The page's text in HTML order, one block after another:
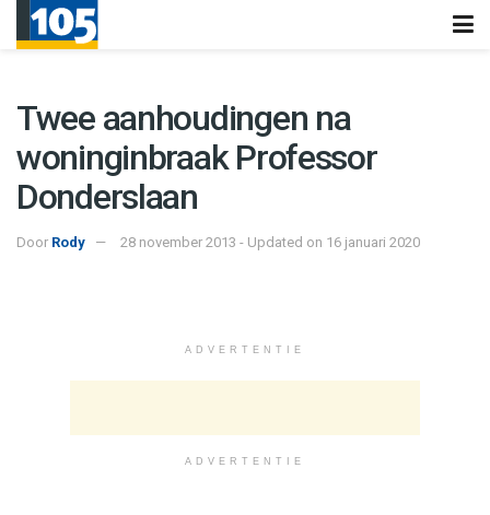
Twee aanhoudingen na
woninginbraak Professor
Donderslaan
Door Rody 28 november 2013 - Updated on 16 januari 2020
ADVERTENTIE
ADVERTENTIE